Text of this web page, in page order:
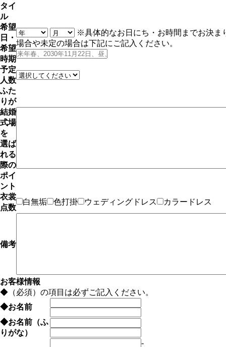
タイ
ル
希望
日・
希望
時期
※具体的なお日にち・お時間までお決ま
場合や未定の場合は下記にご記入ください。
予定
人数
ふた
りが
結婚
式場
を
選ば
れる
際の
ポイ
ント
衣裳
点数
白無垢 色打掛 ウェディングドレス カラードレス
備考
お客様情報
◆ （必須）の項目は必ずご記入ください。
◆お名前
◆お名前（ふ
りがな）
-